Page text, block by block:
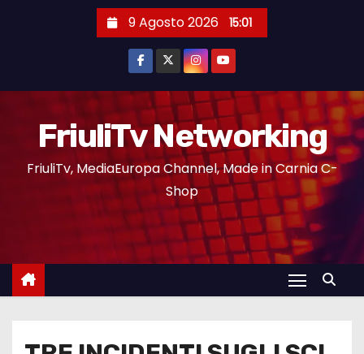
9 Agosto 2026 15:01
FriuliTv Networking
FriuliTv, MediaEuropa Channel, Made in Carnia C-
Shop